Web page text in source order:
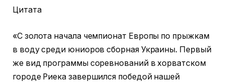
Цитата
«С золота начала чемпионат Европы по прыжкам
в воду среди юниоров сборная Украины. Первый
же вид программы соревнований в хорватском
городе Риека завершился победой нашей